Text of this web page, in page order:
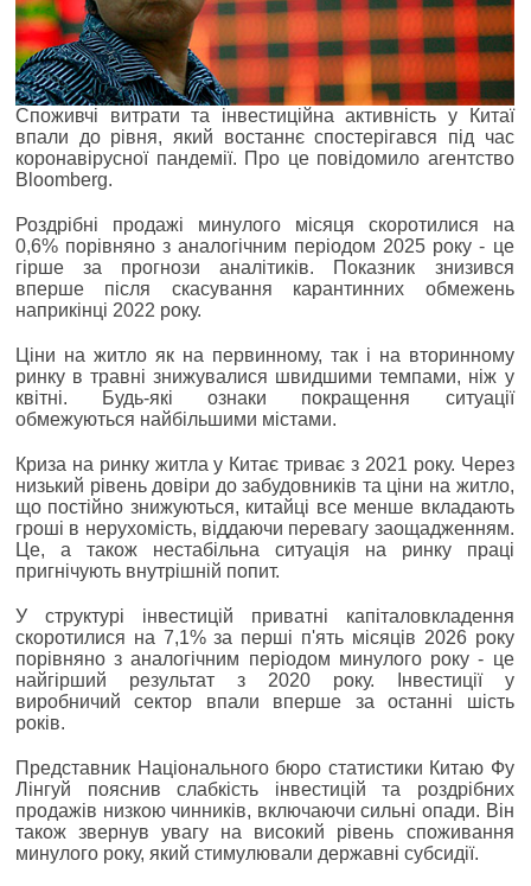
Споживчі витрати та інвестиційна активність у Китаї
впали до рівня, який востаннє спостерігався під час
коронавірусної пандемії. Про це повідомило агентство
Bloomberg.
Роздрібні продажі минулого місяця скоротилися на
0,6% порівняно з аналогічним періодом 2025 року - це
гірше за прогнози аналітиків. Показник знизився
вперше після скасування карантинних обмежень
наприкінці 2022 року.
Ціни на житло як на первинному, так і на вторинному
ринку в травні знижувалися швидшими темпами, ніж у
квітні. Будь-які ознаки покращення ситуації
обмежуються найбільшими містами.
Криза на ринку житла у Китає триває з 2021 року. Через
низький рівень довіри до забудовників та ціни на житло,
що постійно знижуються, китайці все менше вкладають
гроші в нерухомість, віддаючи перевагу заощадженням.
Це, а також нестабільна ситуація на ринку праці
пригнічують внутрішній попит.
У структурі інвестицій приватні капіталовкладення
скоротилися на 7,1% за перші п'ять місяців 2026 року
порівняно з аналогічним періодом минулого року - це
найгірший результат з 2020 року. Інвестиції у
виробничий сектор впали вперше за останні шість
років.
Представник Національного бюро статистики Китаю Фу
Лінгуй пояснив слабкість інвестицій та роздрібних
продажів низкою чинників, включаючи сильні опади. Він
також звернув увагу на високий рівень споживання
минулого року, який стимулювали державні субсидії.